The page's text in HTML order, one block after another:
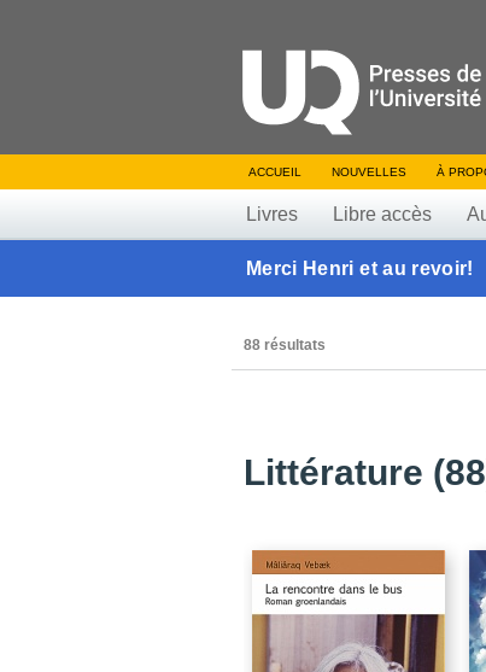
ACCUEIL NOUVELLES À
Livres Libre accès
Merci Henri et au revoir!
88 résultats
Littérature